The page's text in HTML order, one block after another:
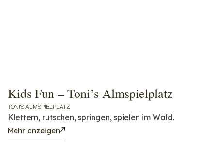
Kids Fun – Toni’s Almspielplatz
TONI'S ALMSPIELPLATZ
Klettern, rutschen, springen, spielen im Wald.
Mehr anzeigen